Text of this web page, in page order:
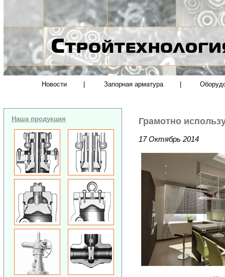
Новости Запорная арматура
Наша продукция Грамотно
17 Октябрь 2014